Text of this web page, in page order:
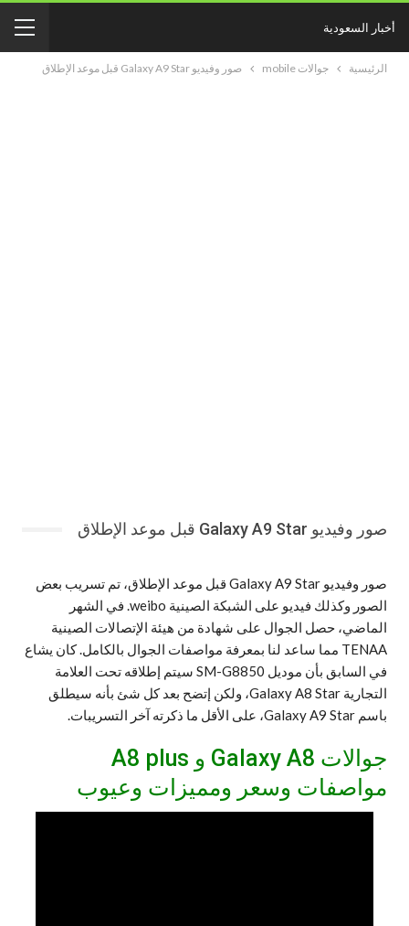
أخبار السعودية
الرئيسية جوالات mobile صور وفيديو Galaxy A9 Star قبل موعد الإطلاق
صور وفيديو Galaxy A9 Star قبل موعد الإطلاق
صور وفيديو Galaxy A9 Star قبل موعد الإطلاق، تم تسريب بعض
الصور وكذلك فيديو على الشبكة الصينية weibo. في الشهر
الماضي، حصل الجوال على شهادة من هيئة الإتصالات الصينية
TENAA مما ساعد لنا بمعرفة مواصفات الجوال بالكامل. كان يشاع
في السابق بأن موديل SM-G8850 سيتم إطلاقه تحت العلامة
التجارية Galaxy A8 Star، ولكن إتضح بعد كل شئ بأنه سيطلق
باسم Galaxy A9 Star، على الأقل ما ذكرته آخر التسريبات.
جوالات Galaxy A8 و A8 plus
مواصفات وسعر ومميزات وعيوب